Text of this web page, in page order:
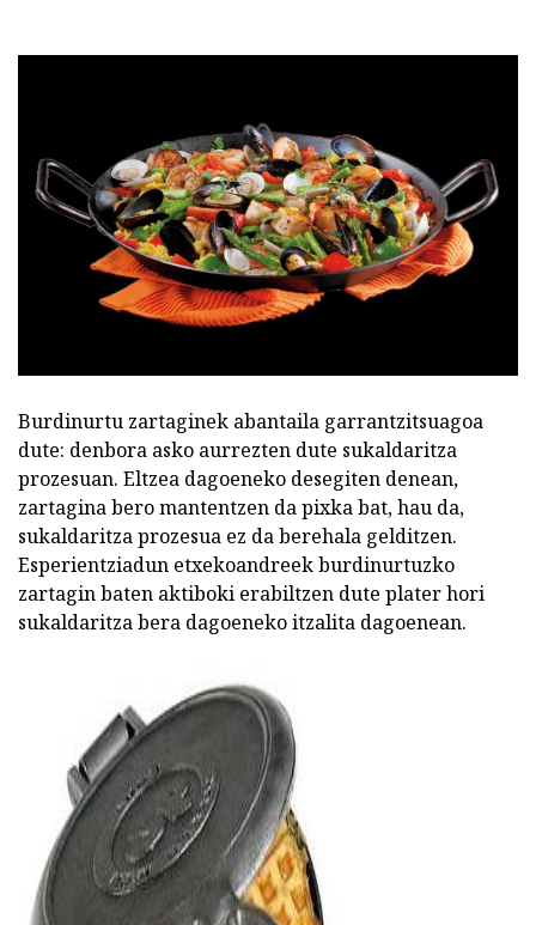
Burdinurtu zartaginek abantaila garrantzitsuagoa
dute: denbora asko aurrezten dute sukaldaritza
prozesuan. Eltzea dagoeneko desegiten denean,
zartagina bero mantentzen da pixka bat, hau da,
sukaldaritza prozesua ez da berehala gelditzen.
Esperientziadun etxekoandreek burdinurtuzko
zartagin baten aktiboki erabiltzen dute plater hori
sukaldaritza bera dagoeneko itzalita dagoenean.